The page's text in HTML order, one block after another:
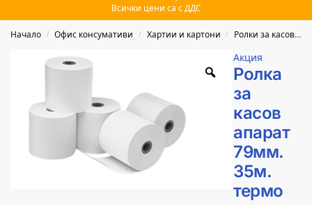
Всички цени са с ДДС
Начало / Офис консумативи / Хартии и картони / Ролки за касов апарат
Акция
Ролка
за
касов
апарат
79мм.
35м.
термо